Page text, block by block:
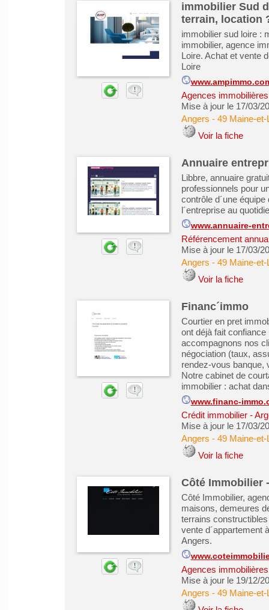
immobilier Sud
terrain, location
immobilier sud loire :
immobilier, agence
Loire. Achat et vente
Loire
Agences
Mise à jour le 17/03/
Angers - 49 Maine-et-
Voir la fiche
Annuaire
Libbre, annuaire
professionnels pour
contrôle d´une
l´entreprise au
www.annuaire-
Référencement
Mise à jour le 17/03/
Angers - 49 Maine-et-
Voir la fiche
Financ´immo
Courtier en pret
ont déjà fait
accompagnons nos
négociation (taux,
rendez-vous banque,
Notre cabinet de
immobilier : achat
www.financ-
Crédit immobilier-
Mise à jour le 17/03/
Angers - 49 Maine-et-
Voir la fiche
Côté Immobilier
Côté Immobilier,
maisons, demeures
terrains
vente d´appartement
Angers.
Agences
Mise à jour le 19/12/
Angers - 49 Maine-et-